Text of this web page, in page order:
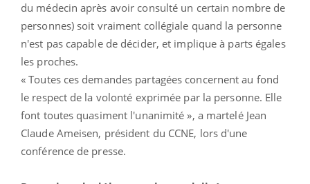
du médecin après avoir consulté un certain nombre de
personnes) soit vraiment collégiale quand la personne
n'est pas capable de décider, et implique à parts égales
les proches.
« Toutes ces demandes partagées concernent au fond
le respect de la volonté exprimée par la personne. Elle
font toutes quasiment l'unanimité », a martelé Jean
Claude Ameisen, président du CCNE, lors d'une
conférence de presse.